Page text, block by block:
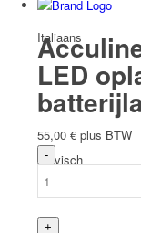
Italiaans
Slavisch
LED
55,00 € plus BTW